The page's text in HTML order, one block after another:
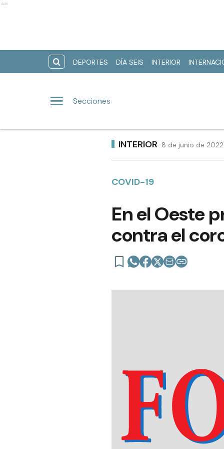
Ads
DEPORTES DÍA SEIS INTERIOR
Secciones
INTERIOR 8 de junio de
COVID-19
En el Oeste
contra el